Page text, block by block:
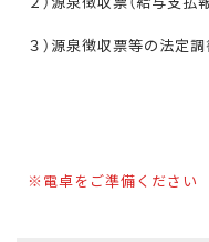
３）源泉徴収票等の法定
※電卓をご準備ください